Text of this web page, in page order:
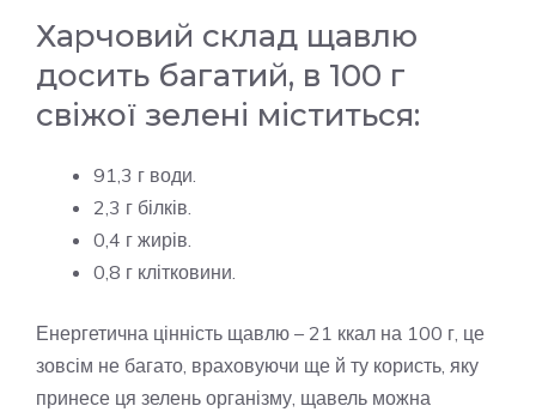
Харчовий склад щавлю
досить багатий, в 100 г
свіжої зелені міститься:
91,3 г води.
2,3 г білків.
0,4 г жирів.
0,8 г клітковини.
Енергетична цінність щавлю – 21 ккал на 100 г, це
зовсім не багато, враховуючи ще й ту користь, яку
принесе ця зелень організму, щавель можна